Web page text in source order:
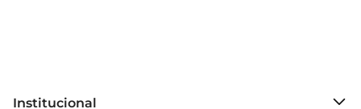
Institucional